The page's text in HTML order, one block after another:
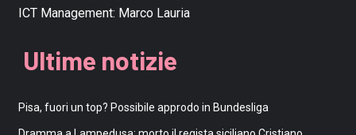
ICT Management: Marco Lauria
Ultime notizie
Pisa, fuori un top? Possibile approdo in Bundesliga